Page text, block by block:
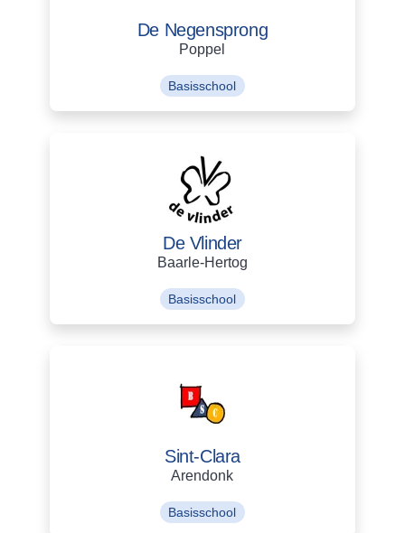
De Negensprong
Poppel
Basisschool
De Vlinder
Baarle-Hertog
Basisschool
Sint-Clara
Arendonk
Basisschool